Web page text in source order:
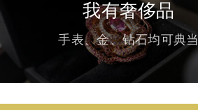
我有奢侈品
手表、金、钻石均可典当